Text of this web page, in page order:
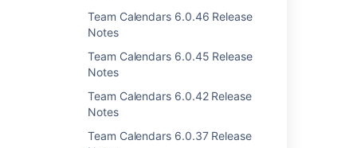
Team Calendars 6.0.46 Release
Notes
Team Calendars 6.0.45 Release
Notes
Team Calendars 6.0.42 Release
Notes
Team Calendars 6.0.37 Release
Team Calendars 3.1.4 Release Notes
Team Calendars 3.2.3 Release Notes
Team Calendars 3.1.5 Release Notes
Team Calendars 3.2.2 Release Notes